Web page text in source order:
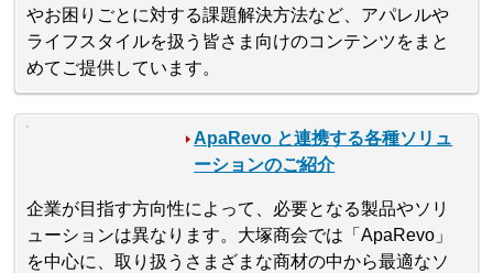
やお困りごとに対する課題解決方法など、アパレルや
ライフスタイルを扱う皆さま向けのコンテンツをまと
めてご提供しています。
ApaRevo と連携する各種ソリュ
ーションのご紹介
企業が目指す方向性によって、必要となる製品やソリ
ューションは異なります。大塚商会では「ApaRevo」
を中心に、取り扱うさまざまな商材の中から最適なソ